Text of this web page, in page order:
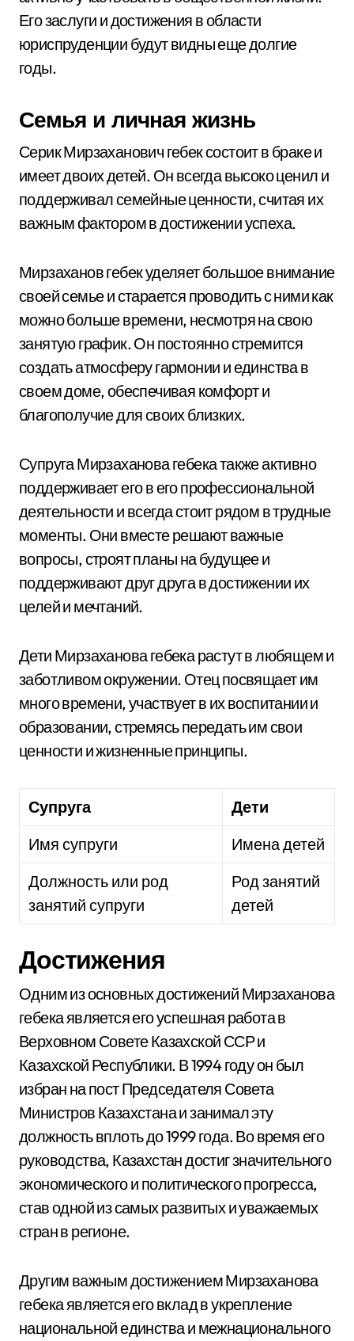
Его заслуги и достижения в области
юриспруденции будут видны еще долгие
годы.
Семья и личная жизнь
Серик Мирзаханович гебек состоит в браке и
имеет двоих детей. Он всегда высоко ценил и
поддерживал семейные ценности, считая их
важным фактором в достижении успеха.
Мирзаханов гебек уделяет большое внимание
своей семье и старается проводить с ними как
можно больше времени, несмотря на свою
занятую график. Он постоянно стремится
создать атмосферу гармонии и единства в
своем доме, обеспечивая комфорт и
благополучие для своих близких.
Супруга Мирзаханова гебека также активно
поддерживает его в его профессиональной
деятельности и всегда стоит рядом в трудные
моменты. Они вместе решают важные
вопросы, строят планы на будущее и
поддерживают друг друга в достижении их
целей и мечтаний.
Дети Мирзаханова гебека растут в любящем и
заботливом окружении. Отец посвящает им
много времени, участвует в их воспитании и
образовании, стремясь передать им свои
ценности и жизненные принципы.
Супруга
Дети
Имя супруги
Имена детей
Должность или род
занятий супруги
Род занятий
детей
Достижения
Одним из основных достижений Мирзаханова
гебека является его успешная работа в
Верховном Совете Казахской ССР и
Казахской Республики. В 1994 году он был
избран на пост Председателя Совета
Министров Казахстана и занимал эту
должность вплоть до 1999 года. Во время его
руководства, Казахстан достиг значительного
экономического и политического прогресса,
став одной из самых развитых и уважаемых
стран в регионе.
Другим важным достижением Мирзаханова
гебека является его вклад в укрепление
национальной единства и межнационального